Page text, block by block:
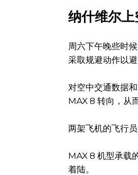
纳什维尔
周六下午晚些时
采取规避动作以
对空中交通数据
MAX 8 转向，从
两架飞机的飞行
MAX 8 机型承
着陆。